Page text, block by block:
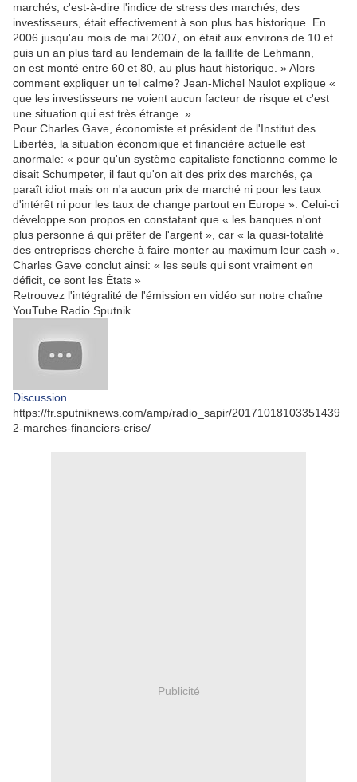
marchés, c'est-à-dire l'indice de stress des marchés, des
investisseurs, était effectivement à son plus bas historique. En
2006 jusqu'au mois de mai 2007, on était aux environs de 10 et
puis un an plus tard au lendemain de la faillite de Lehmann,
on est monté entre 60 et 80, au plus haut historique. » Alors
comment expliquer un tel calme? Jean-Michel Naulot explique «
que les investisseurs ne voient aucun facteur de risque et c'est
une situation qui est très étrange. »
Pour Charles Gave, économiste et président de l'Institut des
Libertés, la situation économique et financière actuelle est
anormale: « pour qu'un système capitaliste fonctionne comme le
disait Schumpeter, il faut qu'on ait des prix des marchés, ça
paraît idiot mais on n'a aucun prix de marché ni pour les taux
d'intérêt ni pour les taux de change partout en Europe ». Celui-ci
développe son propos en constatant que « les banques n'ont
plus personne à qui prêter de l'argent », car « la quasi-totalité
des entreprises cherche à faire monter au maximum leur cash ».
Charles Gave conclut ainsi: « les seuls qui sont vraiment en
déficit, ce sont les États »
Retrouvez l'intégralité de l'émission en vidéo sur notre chaîne
YouTube Radio Sputnik
Discussion
https://fr.sputniknews.com/amp/radio_sapir/20171018103351439
2-marches-financiers-crise/
Publicité